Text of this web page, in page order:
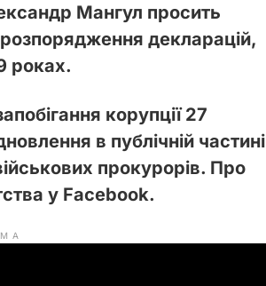
Мангул просить
декларацій,
роках.
корупції 27
в публічній частині
прокурорів. Про
у Facebook.